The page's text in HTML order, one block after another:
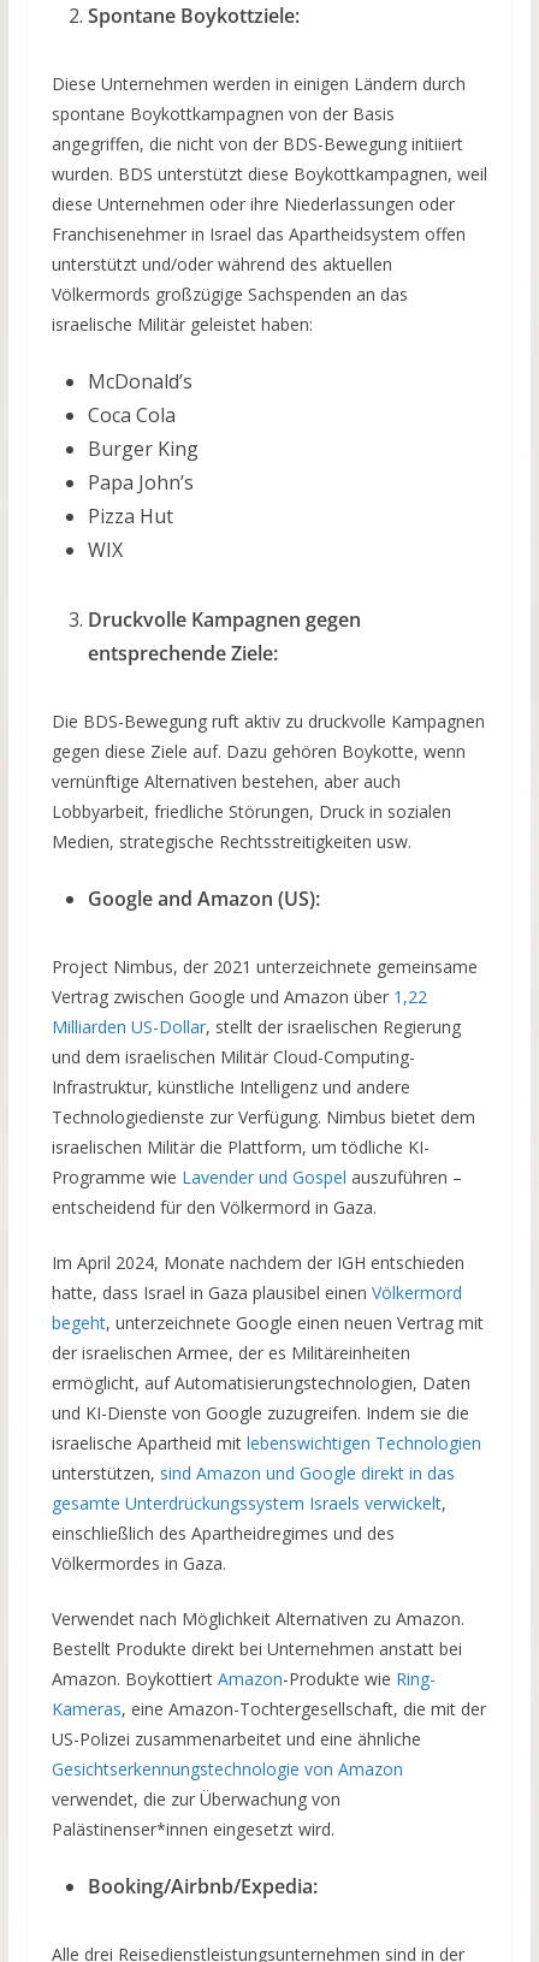
Spontane Boykottziele:
Diese Unternehmen werden in einigen Ländern durch
spontane Boykottkampagnen von der Basis
angegriffen, die nicht von der BDS-Bewegung initiiert
wurden. BDS unterstützt diese Boykottkampagnen, weil
diese Unternehmen oder ihre Niederlassungen oder
Franchisenehmer in Israel das Apartheidsystem offen
unterstützt und/oder während des aktuellen
Völkermords großzügige Sachspenden an das
israelische Militär geleistet haben:
McDonald’s
Coca Cola
Burger King
Papa John’s
Pizza Hut
WIX
Druckvolle Kampagnen gegen
entsprechende Ziele:
Die BDS-Bewegung ruft aktiv zu druckvolle Kampagnen
gegen diese Ziele auf. Dazu gehören Boykotte, wenn
vernünftige Alternativen bestehen, aber auch
Lobbyarbeit, friedliche Störungen, Druck in sozialen
Medien, strategische Rechtsstreitigkeiten usw.
Google and Amazon (US):
Project Nimbus, der 2021 unterzeichnete gemeinsame
Vertrag zwischen Google und Amazon über 1,22
Milliarden US-Dollar, stellt der israelischen Regierung
und dem israelischen Militär Cloud-Computing-
Infrastruktur, künstliche Intelligenz und andere
Technologiedienste zur Verfügung. Nimbus bietet dem
israelischen Militär die Plattform, um tödliche KI-
Programme wie Lavender und Gospel auszuführen –
entscheidend für den Völkermord in Gaza.
Im April 2024, Monate nachdem der IGH entschieden
hatte, dass Israel in Gaza plausibel einen Völkermord
begeht, unterzeichnete Google einen neuen Vertrag mit
der israelischen Armee, der es Militäreinheiten
ermöglicht, auf Automatisierungstechnologien, Daten
und KI-Dienste von Google zuzugreifen. Indem sie die
israelische Apartheid mit lebenswichtigen Technologien
unterstützen, sind Amazon und Google direkt in das
gesamte Unterdrückungssystem Israels verwickelt,
einschließlich des Apartheidregimes und des
Völkermordes in Gaza.
Verwendet nach Möglichkeit Alternativen zu Amazon.
Bestellt Produkte direkt bei Unternehmen anstatt bei
Amazon. Boykottiert Amazon-Produkte wie Ring-
Kameras, eine Amazon-Tochtergesellschaft, die mit der
US-Polizei zusammenarbeitet und eine ähnliche
Gesichtserkennungstechnologie von Amazon
verwendet, die zur Überwachung von
Palästinenser*innen eingesetzt wird.
Booking/Airbnb/Expedia:
Alle drei Reisedienstleistungsunternehmen sind in der